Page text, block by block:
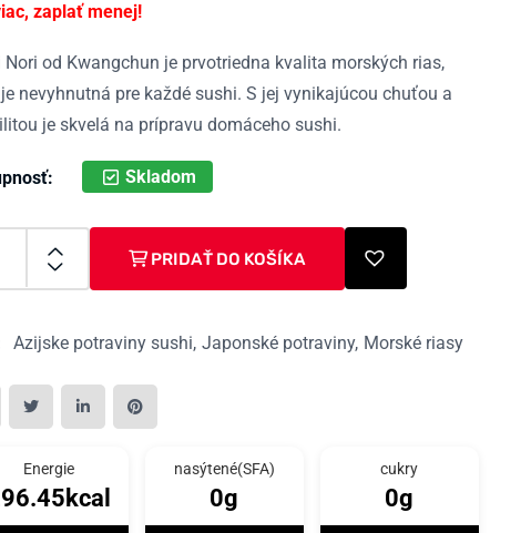
zaplať menej!
Nori od Kwangchun je prvotriedna kvalita morských rias,
nevyhnutná pre každé sushi. S jej vynikajúcou chuťou a
je skvelá na prípravu domáceho sushi.
Skladom
PRIDAŤ DO KOŠÍKA
Azijske potraviny sushi Japonské potraviny Morské riasy
Energie nasýtené(SFA)
0g
cukry
0g